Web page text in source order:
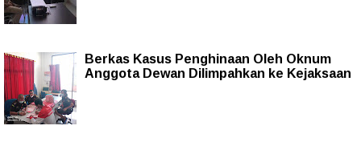
Berkas Kasus Penghinaan Oleh Oknum
Anggota Dewan Dilimpahkan ke Kejaksaan